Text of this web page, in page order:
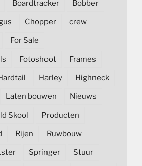
Boardtracker Bobber
Chopper crew
For Sale
Fotoshoot Frames
Harley Highneck
Laten bouwen Nieuws
Skool Producten
Rijen Ruwbouw
Springer Stuur